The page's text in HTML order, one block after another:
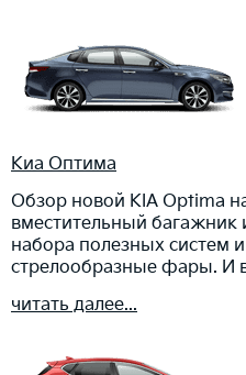
Киа Оптима
Обзор новой KIA Optima
вместительный багажник
набора полезных систем
стрелообразные фары. И
читать далее...